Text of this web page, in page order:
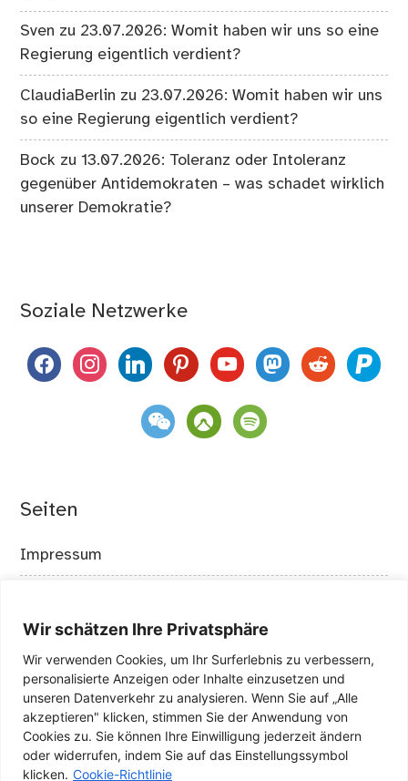
Wir schätzen Ihre Privatsphäre
Wir verwenden Cookies, um Ihr Surferlebnis zu verbessern,
personalisierte Anzeigen oder Inhalte einzusetzen und
unseren Datenverkehr zu analysieren. Wenn Sie auf „Alle
akzeptieren" klicken, stimmen Sie der Anwendung von
Cookies zu. Sie können Ihre Einwilligung jederzeit ändern
oder widerrufen, indem Sie auf das Einstellungssymbol
klicken. Cookie-Richtlinie
Sven zu 23.07.2026: Womit haben wir uns so eine
Regierung eigentlich verdient?
ClaudiaBerlin zu 23.07.2026: Womit haben wir uns
so eine Regierung eigentlich verdient?
Bock zu13.07.2026: Toleranz oder Intoleranz
gegenüber Antidemokraten – was schadet wirklich
unserer Demokratie?
Soziale Netzwerke
facebookinstagramlinkedinpinterestyoutubemastodon
reddit paypal
weixin komootspotify
Seiten
Impressum
In den Medien
Meine Badges
Das Lebens-ABC auf anderen Seiten